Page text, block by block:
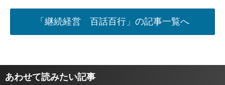
「継続経営 百話百行」の記事一覧へ
あわせて読みたい記事